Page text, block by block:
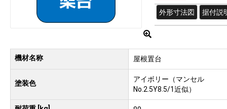
外形寸法図 据付説
機材名称 屋根置台
塗装色
アイボリー（マンセル
No.2.5Y8.5/1近似）